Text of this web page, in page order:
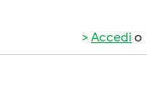
Accedi o